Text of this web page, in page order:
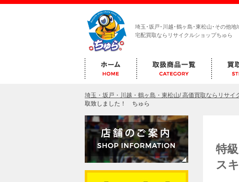
埼玉･坂戸･川越･鶴ヶ島･東松山･その他地
宅配買取ならリサイクルショップちゅら
埼玉・坂戸・川越・鶴ヶ島・東松山/ 高価買取ならリサ
取致しました！ ちゅら
特
ス